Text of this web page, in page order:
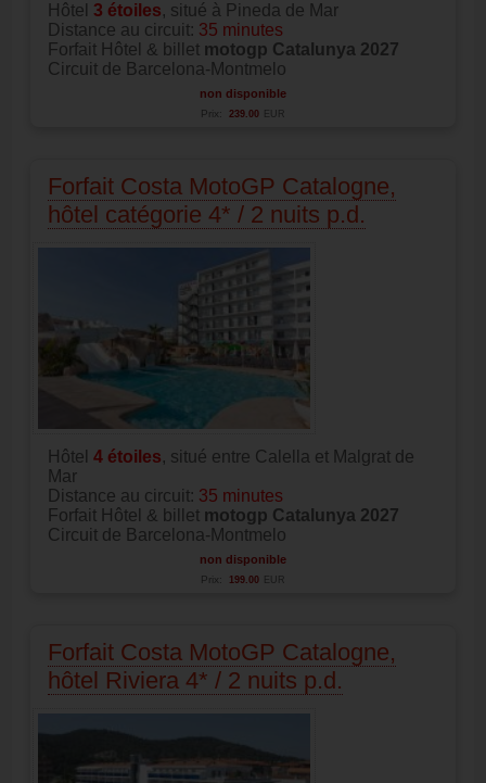
Hôtel 3 étoiles, situé à Pineda de Mar
Distance au circuit: 35 minutes
Forfait Hôtel & billet motogp Catalunya 2027
Circuit de Barcelona-Montmelo
non disponible
Prix: 239.00 EUR
Forfait Costa MotoGP Catalogne,
hôtel catégorie 4* / 2 nuits p.d.
Hôtel 4 étoiles, situé entre Calella et Malgrat de
Mar
Distance au circuit: 35 minutes
Forfait Hôtel & billet motogp Catalunya 2027
Circuit de Barcelona-Montmelo
non disponible
Prix: 199.00 EUR
Forfait Costa MotoGP Catalogne,
hôtel Riviera 4* / 2 nuits p.d.